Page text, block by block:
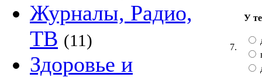
Журналы, Радио,
ТВ (11)
Здоровье и
7.
У